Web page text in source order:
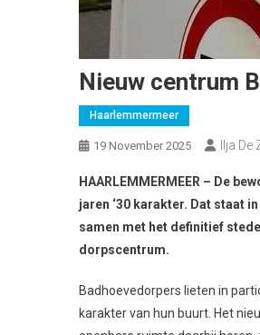
Nieuw centrum
Haarlemmermeer
19 November 2025 Ilja De
HAARLEMMERMEER – De
jaren ‘30 karakter. Dat staat
samen met het definitief
dorpscentrum.
Badhoevedorpers lieten in
karakter van hun buurt. Het